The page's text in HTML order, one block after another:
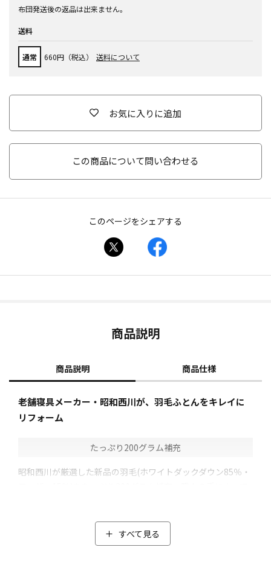
布団発送後の返品は出来ません。
送料
通常 660円（税込） 送料について
お気に入りに追加
この商品について問い合わせる
このページをシェアする
商品説明
商品説明 商品仕様
老舗寝具メーカー・昭和西川が、羽毛ふとんをキレイに
リフォーム
たっぷり200グラム補充
昭和西川が厳選した新品の羽毛(ホワイトダックダウン85％・
除菌・ダニ除去も行います。
さらに、除塵も行い綺麗な羽毛に仕上げます。
すべて見る